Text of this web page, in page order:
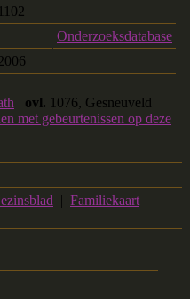
Onderzoeksdatabase
ovl. 1076, Gesneuveld
| Familiekaart